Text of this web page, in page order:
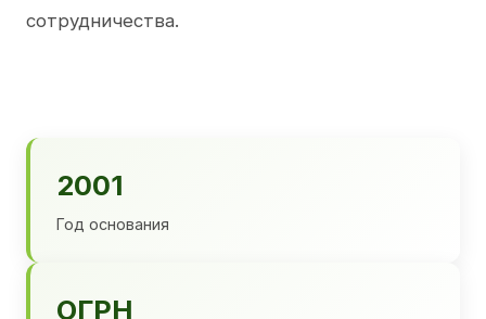
сотрудничества.
2001
Год основания
ОГРН